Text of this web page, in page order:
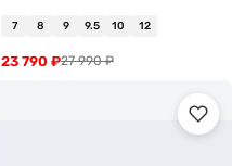
7 8 9 9.5 10 12
27 990₽
23 790 ₽